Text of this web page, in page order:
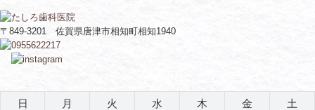
〒849-3201 佐賀県唐津市相知町相知1940
日 月 火 水 木 金 土